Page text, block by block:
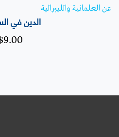
عن العلمانية والليبرالية
الدين في
9.00